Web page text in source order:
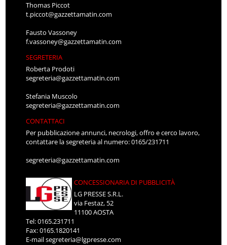
Thomas Piccot
t.piccot@gazzettamatin.com
Fausto Vassoney
f.vassoney@gazzettamatin.com
SEGRETERIA
Roberta Prodoti
segreteria@gazzettamatin.com
Stefania Muscolo
segreteria@gazzettamatin.com
CONTATTACI
Per pubblicazione annunci, necrologi, offro e cerco lavoro,
contattare la segreteria al numero: 0165/231711
segreteria@gazzettamatin.com
CONCESSIONARIA DI PUBBLICITÀ
LG PRESSE S.R.L.
via Festaz, 52
11100 AOSTA
Tel: 0165.231711
Fax: 0165.1820141
E-mailsegreteria@lgpresse.com